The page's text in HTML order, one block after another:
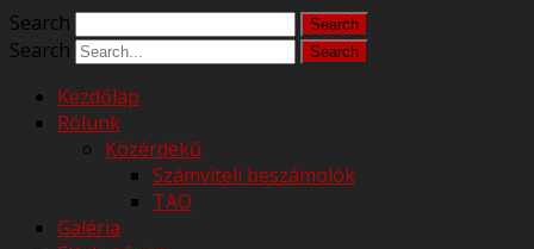
Search
Search
Kezdőlap
Rólunk
Közérdekű
Számviteli beszámolók
TAO
Galéria